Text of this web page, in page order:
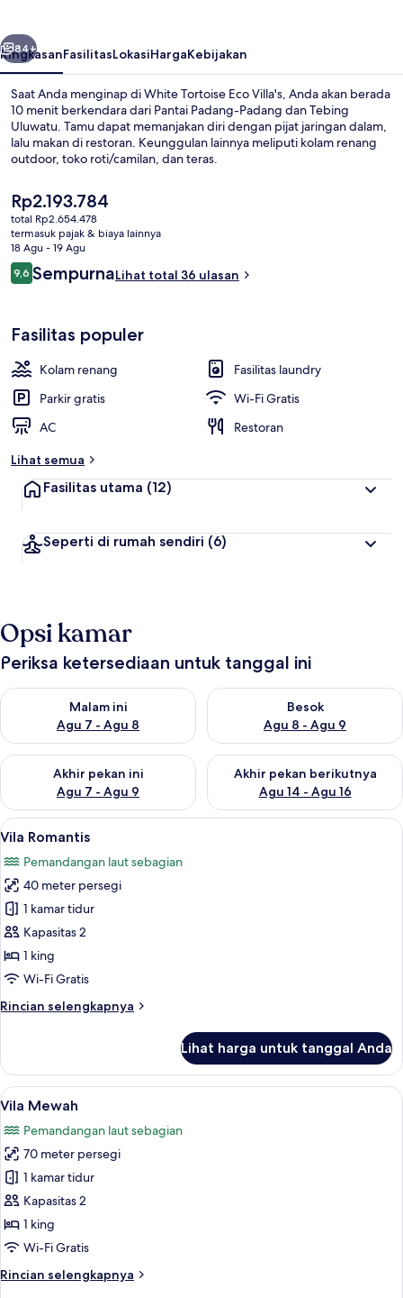
Berikutnya
84+
RingkasanFasilitasLokasiHargaKebijakan
Saat Anda menginap di White Tortoise Eco Villa's, Anda akan berada
10 menit berkendara dari Pantai Padang-Padang dan Tebing
Uluwatu. Tamu dapat memanjakan diri dengan pijat jaringan dalam,
lalu makan di restoran. Keunggulan lainnya meliputi kolam renang
outdoor, toko roti/camilan, dan teras.
Harga
saat
ini
Rp2.193.784
Rp2.193.784
total Rp2.654.478
termasuk pajak & biaya lainnya
18 Agu - 19 Agu
Ulasan
9,69,6 dari 10
SempurnaLihat total 36 ulasan
Fasilitas populer
Kolam renang
Fasilitas laundry
Parkir gratis
Wi-Fi Gratis
AC
Restoran
Lihat semua
Fasilitas utama (12)
Seperti di rumah sendiri (6)
Opsi kamar
Periksa ketersediaan untuk tanggal ini
Malam ini
Agu 7 - Agu 8
Periksa ketersediaan untuk malam ini Agu 7 - Agu 8
Besok
Agu 8 - Agu 9
Periksa ketersediaan untuk
Akhir pekan ini
Agu 7 - Agu 9
Periksa ketersediaan untuk akhir pekan ini Agu 7 - Agu 9
Akhir pekan berikutnya
Agu 14 - Agu 16
Periksa ketersediaan untuk
Lihat
semua
foto
untuk
Vila
Romantis
Vila Romantis | Isi minibar gratis,
21
Vila Romantis
Pemandangan laut sebagian
40 meter persegi
1 kamar tidur
Kapasitas 2
1 king
Wi-Fi Gratis
Rincian selengkapnya
Rincian
Vila
Romantis
Lihat harga untuk tanggal Anda
Lihat
semua
foto
untuk
Vila
Mewah
20
Vila Mewah
Pemandangan laut sebagian
70 meter persegi
1 kamar tidur
Kapasitas 2
1 king
Wi-Fi Gratis
Rincian selengkapnya
Rincian